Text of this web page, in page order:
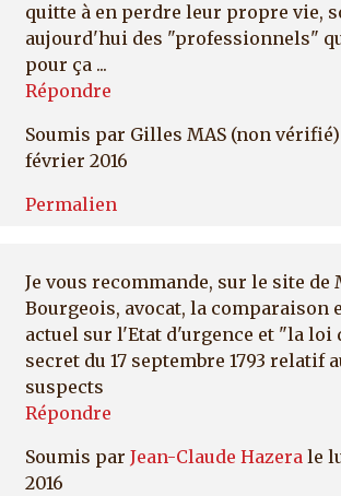
quitte à en perdre leur propre vie,
aujourd'hui des "professionnels"
pour ça ...
Répondre
Soumis par Gilles MAS (non vérifié)
février 2016
Permalien
Je vous recommande, sur le site de
Bourgeois, avocat, la comparaison
actuel sur l'Etat d'urgence et "la loi
secret du 17 septembre 1793 relatif
suspects
Répondre
Soumis par Jean-Claude Hazera le
2016